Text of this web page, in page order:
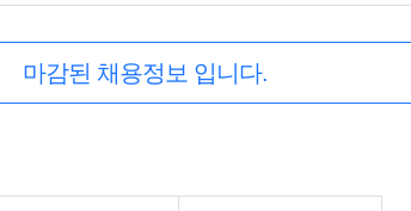
마감된 채용정보 입니다.